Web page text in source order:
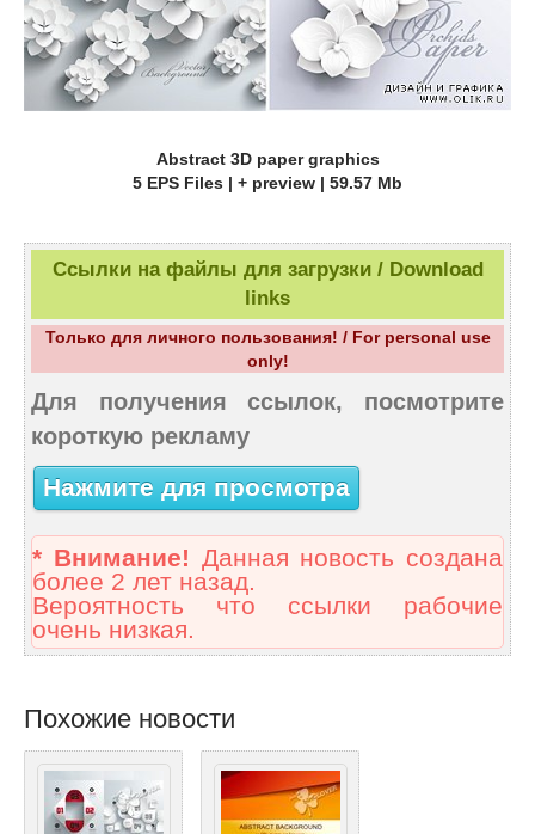
Abstract 3D paper graphics
5 EPS Files | + preview | 59.57 Mb
Ссылки на файлы для загрузки / Download
links
Только для личного пользования! / For personal use
only!
Для получения ссылок, посмотрите
короткую рекламу
Нажмите для просмотра
* Внимание! Данная новость создана
более 2 лет назад.
Вероятность что ссылки рабочие
очень низкая.
Похожие новости